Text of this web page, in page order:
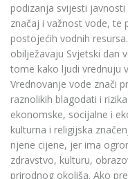
podizanja svijesti
značaj i važnost vode, te
postojećih vodnih
obilježavaju Svjetski dan
tome kako ljudi vrednuju
Vrednovanje vode znači
raznolikih blagodati i
ekonomske, socijalne i
kulturna i religijska
njene cijene, jer ima
zdravstvo, kulturu,
prirodnog okoliša. Ako